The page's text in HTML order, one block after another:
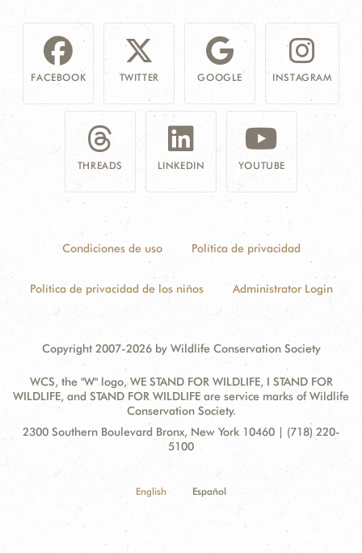
FACEBOOK TWITTER GOOGLE INSTAGRAM
THREADS LINKEDIN YOUTUBE
Condiciones de uso Política de privacidad
Política de privacidad de los niños Administrator Login
Copyright 2007-2026 by Wildlife Conservation Society
WCS, the "W" logo, WE STAND FOR WILDLIFE, I STAND FOR
WILDLIFE, and STAND FOR WILDLIFE are service marks of Wildlife
Conservation Society.
Contact
Address:
2300 Southern Boulevard Bronx, New York 10460 | (718) 220-
5100
English Español